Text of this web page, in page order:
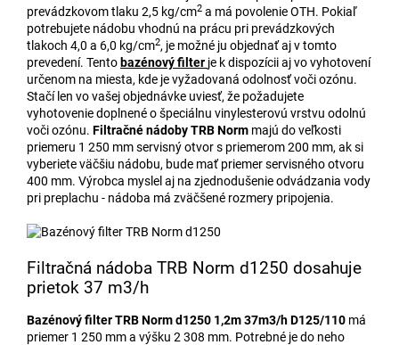
prevádzkovom tlaku 2,5 kg/cm2 a má povolenie OTH. Pokiaľ
potrebujete nádobu vhodnú na prácu pri prevádzkových
tlakoch 4,0 a 6,0 kg/cm2, je možné ju objednať aj v tomto
prevedení. Tento bazénový filter je k dispozícii aj vo vyhotovení
určenom na miesta, kde je vyžadovaná odolnosť voči ozónu.
Stačí len vo vašej objednávke uviesť, že požadujete
vyhotovenie doplnené o špeciálnu vinylesterovú vrstvu odolnú
voči ozónu. Filtračné nádobyTRB Norm majú do veľkosti
priemeru 1 250 mm servisný otvor s priemerom 200 mm, ak si
vyberiete väčšiu nádobu, bude mať priemer servisného otvoru
400 mm. Výrobca myslel aj na zjednodušenie odvádzania vody
pri preplachu - nádoba má zväčšené rozmery pripojenia.
Filtračná nádoba TRB Norm d1250 dosahuje
prietok 37 m3/h
Bazénový filter TRB Norm d1250 1,2m 37m3/h D125/110 má
priemer 1 250 mm a výšku 2 308 mm. Potrebné je do neho